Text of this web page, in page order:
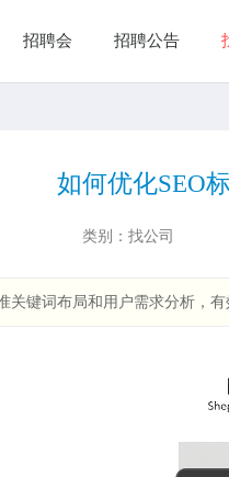
招聘会 招聘公告
如何优化SEO
类别：找公司
关键词布局和用户需求分析，